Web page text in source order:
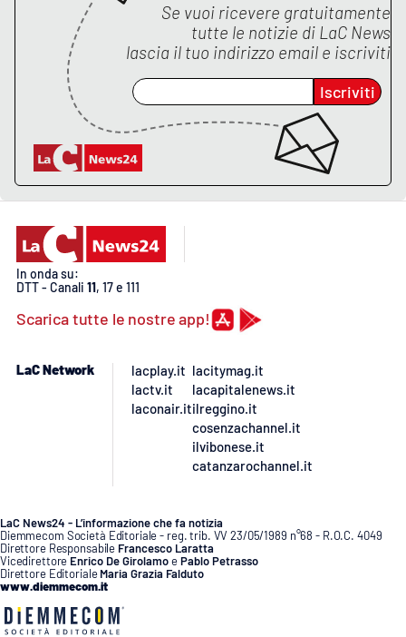
Lacapitalenews.it
Ilreggino.it
Cosenzachannel.it
Ilvibonese.it
Catanzarochannel.it
APP
Se vuoi ricevere gratuitamente
tutte le notizie di LaC News
lascia il tuo indirizzo email e iscriviti
Iscriviti
In onda su:
DTT - Canali 11, 17 e 111
Scarica tutte le nostre app!
LaC Network
lacplay.it
lactv.it
laconair.it
lacitymag.it
lacapitalenews.it
ilreggino.it
cosenzachannel.it
ilvibonese.it
catanzarochannel.it
LaC News24 - L’informazione che fa notizia
Diemmecom Società Editoriale - reg. trib. VV 23/05/1989 n°68 - R.O.C. 4049
Direttore Responsabile Francesco Laratta
Vicedirettore Enrico De GirolamoePablo Petrasso
Direttore Editoriale Maria Grazia Falduto
www.diemmecom.it